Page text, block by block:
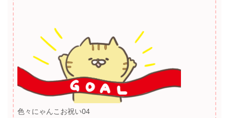
色々にゃんこお祝い04